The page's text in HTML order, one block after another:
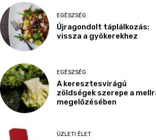
EGÉSZSÉG
Újragondolt táplálkozás:
vissza a gyökerekhez
EGÉSZSÉG
A keresztesvirágú
zöldségek szerepe a
megelőzésében
ÜZLETI ÉLET